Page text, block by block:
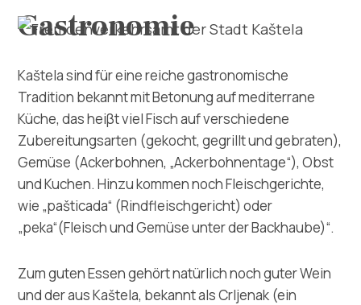
Erforsche
Destination
Was kann man machen
Info
Gastronomie
Kaštela sind für eine reiche gastronomische
Tradition bekannt mit Betonung auf mediterrane
Küche, das heiβt viel Fisch auf verschiedene
Zubereitungsarten (gekocht, gegrillt und gebraten),
Gemüse (Ackerbohnen, „Ackerbohnentage“), Obst
und Kuchen. Hinzu kommen noch Fleischgerichte,
wie „pašticada“ (Rindfleischgericht) oder
„peka“(Fleisch und Gemüse unter der Backhaube)“.
Zum guten Essen gehört natürlich noch guter Wein
und der aus Kaštela, bekannt als Crljenak (ein